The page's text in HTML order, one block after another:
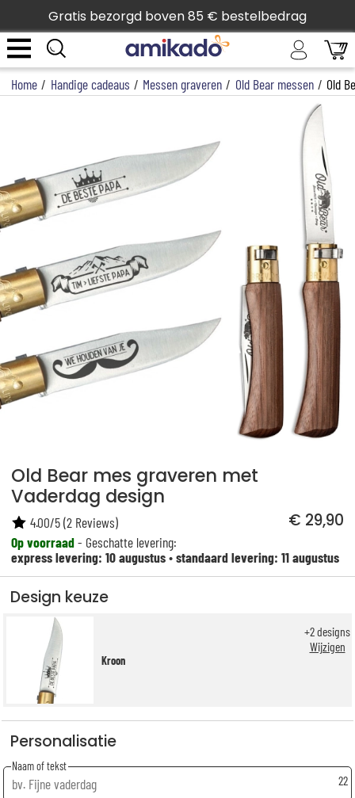
Gratis bezorgd boven 85 € bestelbedrag
Home / Handige cadeaus / Messen graveren / Old Bear messen / Old
Old Bear mes graveren met
Vaderdag design
€ 29,90
Op voorraad- Geschatte levering:
express levering: 10 augustus•standaard levering: 11 augustus
4.00/5(2 Reviews)
Design keuze
Kroon
+2designs
Wijzigen
Personalisatie
Naam of tekst
22